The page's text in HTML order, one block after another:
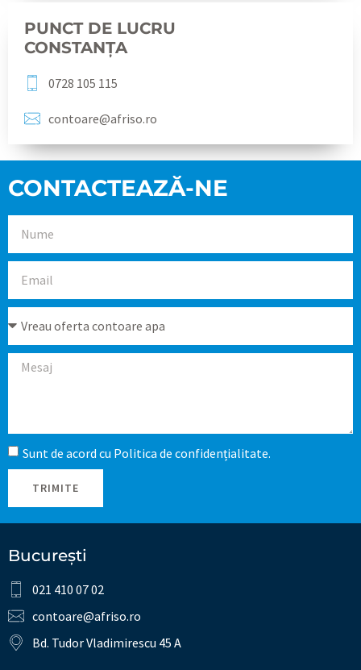
PUNCT DE LUCRU
CONSTANȚA
0728 105 115
contoare@afriso.ro
CONTACTEAZĂ-NE
Sunt de acord cu Politica de confidențialitate.
TRIMITE
București
021 410 07 02
contoare@afriso.ro
Bd. Tudor Vladimirescu 45 A